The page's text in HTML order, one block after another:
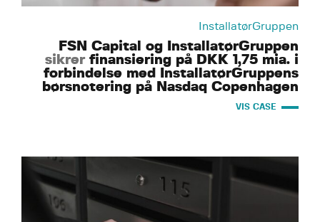
InstallatørGruppen
FSN Capital og InstallatørGruppen
sikrerfinansiering på DKK 1,75 mia. i
forbindelse med InstallatørGruppens
børsnotering på Nasdaq Copenhagen
VIS CASE